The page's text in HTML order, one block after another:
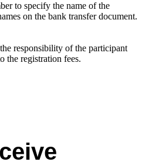
to specify the name of the
on the bank transfer document.
responsibility of the participant
the registration fees.